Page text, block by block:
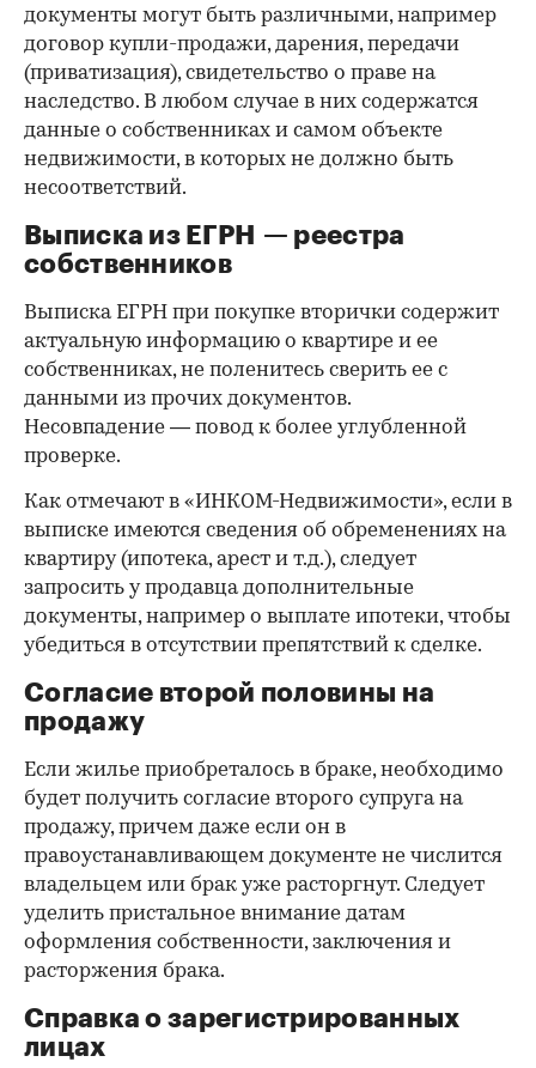
документы могут быть различными, например
договор купли-продажи, дарения, передачи
(приватизация), свидетельство о праве на
наследство. В любом случае в них содержатся
данные о собственниках и самом объекте
недвижимости, в которых не должно быть
несоответствий.
Выписка из ЕГРН — реестра
собственников
Выписка ЕГРН при покупке вторички содержит
актуальную информацию о квартире и ее
собственниках, не поленитесь сверить ее с
данными из прочих документов.
Несовпадение — повод к более углубленной
проверке.
Как отмечают в «ИНКОМ-Недвижимости», если в
выписке имеются сведения об обременениях на
квартиру (ипотека, арест и т.д.), следует
запросить у продавца дополнительные
документы, например о выплате ипотеки, чтобы
убедиться в отсутствии препятствий к сделке.
Согласие второй половины на
продажу
Если жилье приобреталось в браке, необходимо
будет получить согласие второго супруга на
продажу, причем даже если он в
правоустанавливающем документе не числится
владельцем или брак уже расторгнут. Следует
уделить пристальное внимание датам
оформления собственности, заключения и
расторжения брака.
Справка о зарегистрированных
лицах